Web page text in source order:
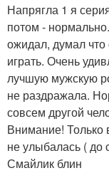
Напрягла 1 я
потом -
ожидал, думал что
играть. Очень
лучшую мужскую
не раздражала.
совсем другой
Внимание! Только
не улыбалась ( до
Смайлик блин